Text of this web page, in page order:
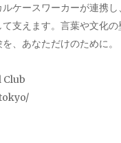
ケースワーカーが連携
支えます。言葉や文化
、あなただけのために。
Club